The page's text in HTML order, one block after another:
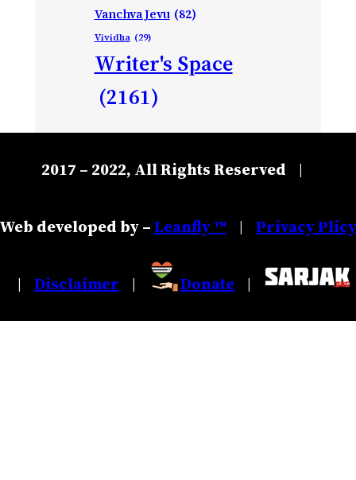
Vanchva Jevu (82)
Vividha (29)
Writer's Space
(2161)
2017 – 2022, All Rights Reserved |
Web developed by –Leanfly ™ | Privacy Plicy
| Disclaimer | Donate |